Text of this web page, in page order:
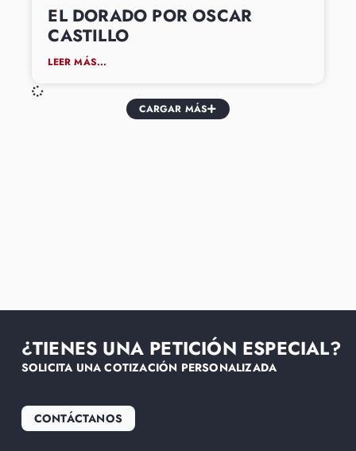
EL DORADO POR OSCAR
CASTILLO
LEER MÁS...
CARGAR MÁS
¿TIENES UNA PETICIÓN ESPECIAL?
SOLICITA UNA COTIZACIÓN PERSONALIZADA
CONTÁCTANOS